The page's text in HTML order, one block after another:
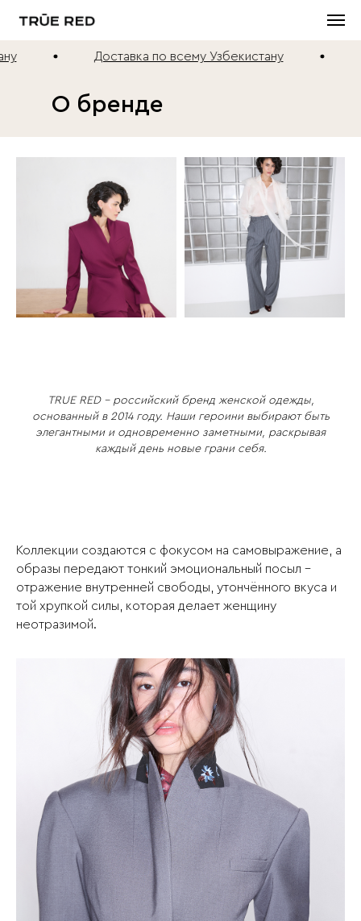
Доставка по всему Узбекистану
О бренде
TRUE RED – российский бренд женской одежды,
основанный в 2014 году. Наши героини выбирают быть
элегантными и одновременно заметными, раскрывая
каждый день новые грани себя.
Коллекции создаются с фокусом на самовыражение, а
образы передают тонкий эмоциональный посыл –
отражение внутренней свободы, утончённого вкуса и
той хрупкой силы, которая делает женщину
неотразимой.